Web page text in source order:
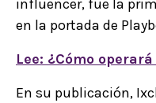
influencer, fue la
en la portada de
Lee: ¿Cómo
En su publicación,